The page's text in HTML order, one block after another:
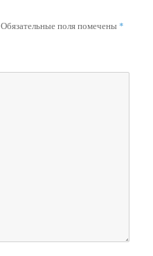
Обязательные поля помечены *